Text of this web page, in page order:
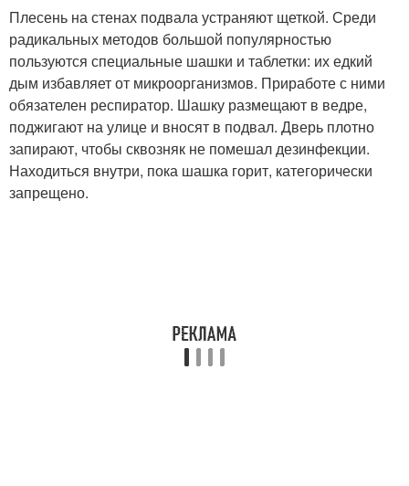
Плесень на стенах подвала устраняют щеткой. Среди
радикальных методов большой популярностью
пользуются специальные шашки и таблетки: их едкий
дым избавляет от микроорганизмов. Приработе с ними
обязателен респиратор. Шашку размещают в ведре,
поджигают на улице и вносят в подвал. Дверь плотно
запирают, чтобы сквозняк не помешал дезинфекции.
Находиться внутри, пока шашка горит, категорически
запрещено.